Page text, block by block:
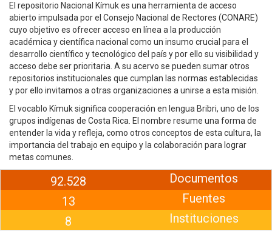
El repositorio Nacional Kímuk es una herramienta de acceso
abierto impulsada por el Consejo Nacional de Rectores (CONARE)
cuyo objetivo es ofrecer acceso en línea a la producción
académica y científica nacional como un insumo crucial para el
desarrollo científico y tecnológico del país y por ello su visibilidad y
acceso debe ser prioritaria. A su acervo se pueden sumar otros
repositorios institucionales que cumplan las normas establecidas
y por ello invitamos a otras organizaciones a unirse a esta misión.
El vocablo Kímuk significa cooperación en lengua Bribri, uno de los
grupos indígenas de Costa Rica. El nombre resume una forma de
entender la vida y refleja, como otros conceptos de esta cultura, la
importancia del trabajo en equipo y la colaboración para lograr
metas comunes.
92.528
13
8
Documentos
Fuentes
Instituciones